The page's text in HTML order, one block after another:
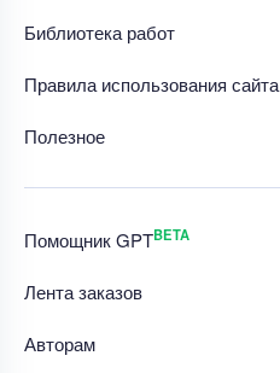
Библиотека работ
Правила использования сайта
Полезное
Помощник GPTBETA
Лента заказов
Авторам